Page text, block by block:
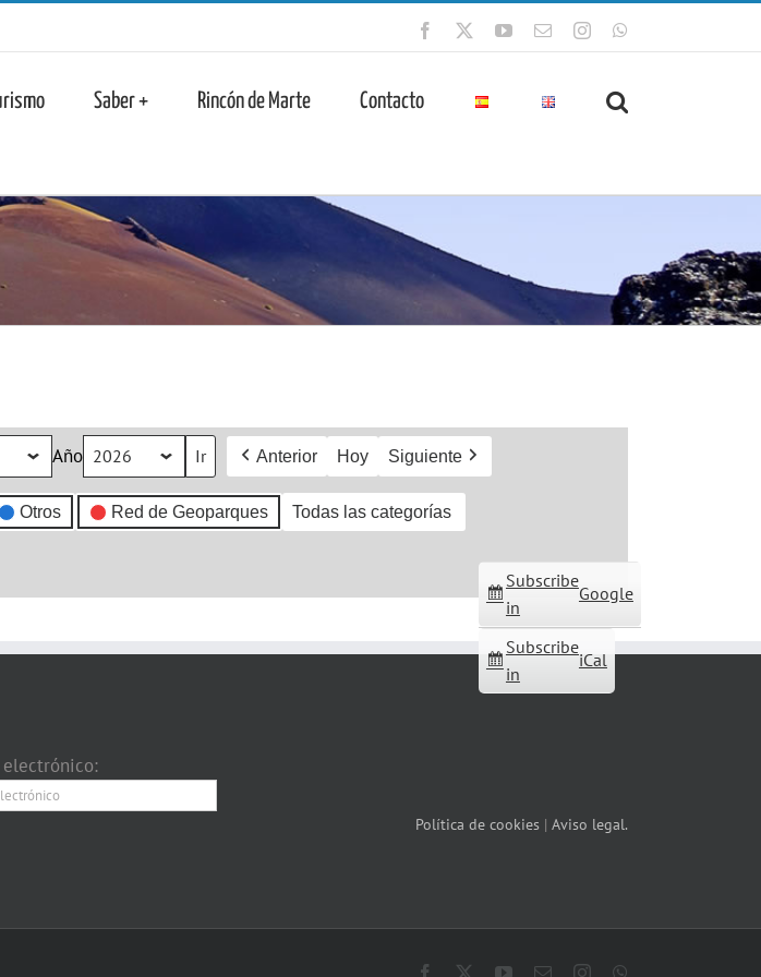
Facebook YouTube
CorreoInstagram
Saber + Rincón de Marte Contacto
Año Anterior Hoy Siguiente
Otros Red de Geoparques Todas las categorías
Subscribe
in
Google
Subscribe
in
iCal
Política de cookies | Aviso legal.
Facebook YouTube
CorreoInstagram